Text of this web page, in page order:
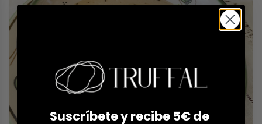
Suscríbete y recibe 5€ de